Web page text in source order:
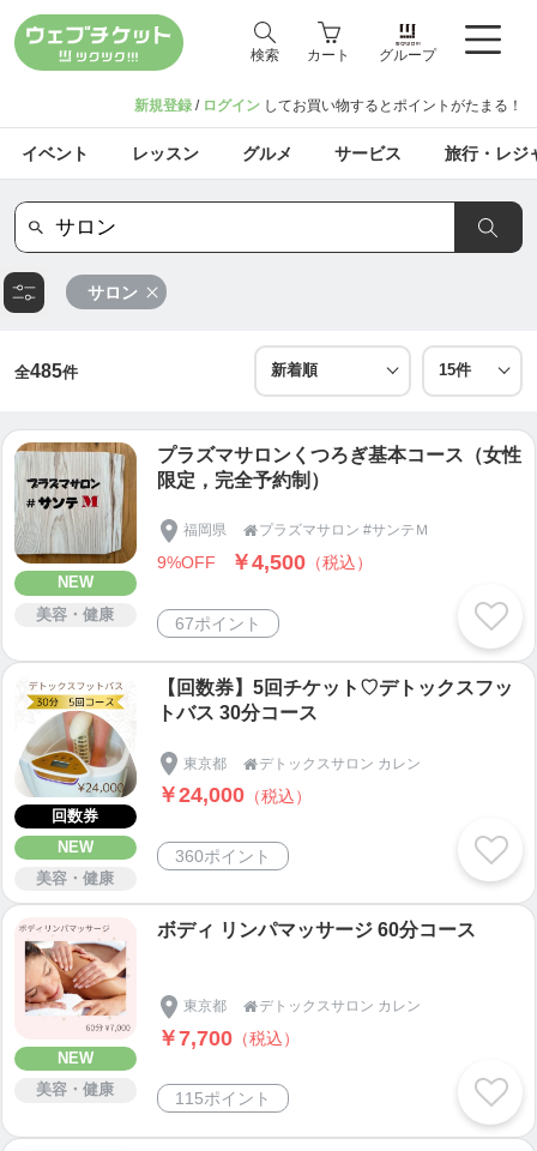
検索 カート グループ
新規登録 / ログイン してお買い物するとポイントがたまる！
イベント レッスン グルメ サービス 旅行・レジ
サロン
全485件
NEW
美容・健康
プラズマサロンくつろぎ基本コース（女性
限定，完全予約制）
福岡県 プラズマサロン #サンテＭ
9%OFF ￥4,500 （税込）
67ポイント
回数券
NEW
美容・健康
【回数券】5回チケット♡デトックスフッ
トバス 30分コース
東京都 デトックスサロン カレン
￥24,000 （税込）
360ポイント
NEW
美容・健康
ボディ リンパマッサージ 60分コース
東京都 デトックスサロン カレン
￥7,700 （税込）
115ポイント